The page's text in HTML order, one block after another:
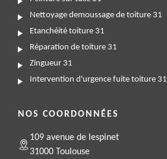
Nettoyage demoussage de toiture 31
Etanchéité toiture 31
Réparation de toiture 31
Zingueur 31
Intervention d'urgence fuite toiture 31
NOS COORDONNÉES
109 avenue de lespinet
31000 Toulouse